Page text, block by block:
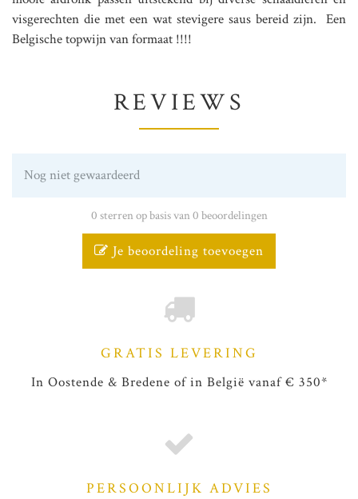
visgerechten die met een wat stevigere saus bereid zijn. Een
Belgische topwijn van formaat !!!!
REVIEWS
Nog niet gewaardeerd
0 sterren op basis van 0 beoordelingen
Je beoordeling toevoegen
GRATIS LEVERING
In Oostende & Bredene of in België vanaf € 350*
PERSOONLIJK ADVIES